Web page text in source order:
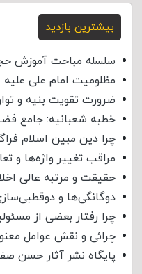
بیشترین بازدید
سلسله مباحث آموزش
مظلومیت امام علی علیه
ضرورت تقویت بنیه و
خطبه شعبانیه: جامع
چرا دین مبین اسلام
مراقب تغییر واژه‌ها و
حقیقت و مرتبه عالی
دوگانگی‌ها و
چرا رفتار بعضی از
چرائی و نقش عوامل
پایگاه نشر آثار حسن